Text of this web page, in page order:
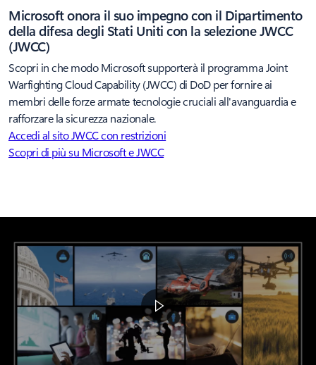
Microsoft onora il suo impegno con il Dipartimento
della difesa degli Stati Uniti con la selezione JWCC
(JWCC)
Scopri in che modo Microsoft supporterà il programma Joint
Warfighting Cloud Capability (JWCC) di DoD per fornire ai
membri delle forze armate tecnologie cruciali all'avanguardia e
rafforzare la sicurezza nazionale.
Accedi al sito JWCC con restrizioni
Scopri di più su Microsoft e JWCC